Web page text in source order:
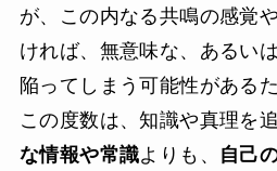
が、この内なる共鳴の感覚
ければ、無意味な、あるい
陥ってしまう可能性がある
この度数は、知識や真理を
な情報や常識よりも、 自己